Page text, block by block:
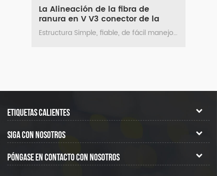
La Alineación de la fibra de
ranura en V V3 conector de la
fibra Estructura Simple, fiable, de fácil manejo características Ajustable sitio-asientos puede ser aplicado a todos los tipos de fibras revestidas.
ETIQUETAS CALIENTES
SIGA CON NOSOTROS
PÓNGASE EN CONTACTO CON NOSOTROS